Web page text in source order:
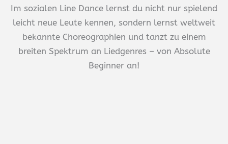
Im sozialen Line Dance lernst du nicht nur spielend
leicht neue Leute kennen, sondern lernst weltweit
bekannte Choreographien und tanzt zu einem
breiten Spektrum an Liedgenres – von Absolute
Beginner an!